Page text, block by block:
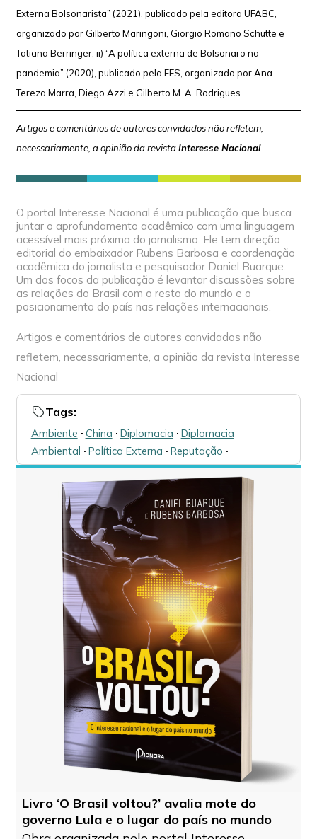
Externa Bolsonarista” (2021), publicado pela editora UFABC,
organizado por Gilberto Maringoni, Giorgio Romano Schutte e
Tatiana Berringer; ii) “A política externa de Bolsonaro na
pandemia” (2020), publicado pela FES, organizado por Ana
Tereza Marra, Diego Azzi e Gilberto M. A. Rodrigues.
Artigos e comentários de autores convidados não refletem,
necessariamente, a opinião da revistaInteresse Nacional
O portal Interesse Nacional é uma publicação que busca
juntar o aprofundamento acadêmico com uma linguagem
acessível mais próxima do jornalismo. Ele tem direção
editorial do embaixador Rubens Barbosa e coordenação
acadêmica do jornalista e pesquisador Daniel Buarque.
Um dos focos da publicação é levantar discussões sobre
as relações do Brasil com o resto do mundo e o
posicionamento do país nas relações internacionais.
Artigos e comentários de autores convidados não
refletem, necessariamente, a opinião da revista Interesse
Nacional
Tags:
Ambiente 🞌 China 🞌 Diplomacia 🞌 Diplomacia
Ambiental 🞌 Política Externa 🞌 Reputação 🞌
Livro ‘O Brasil voltou?’ avalia mote do
governo Lula e o lugar do país no mundo